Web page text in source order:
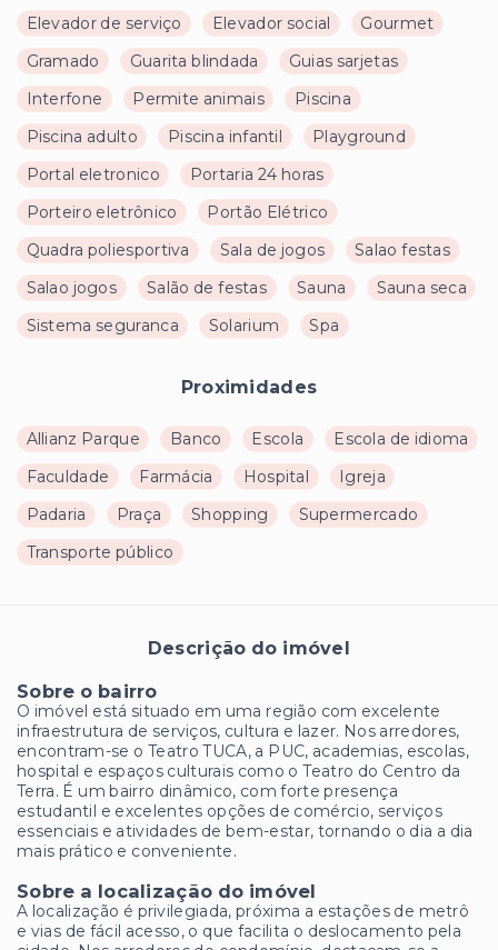
Elevador de serviço
Elevador social
Gourmet
Gramado
Guarita blindada
Guias sarjetas
Interfone
Permite animais
Piscina
Piscina adulto
Piscina infantil
Playground
Portal eletronico
Portaria 24 horas
Porteiro eletrônico
Portão Elétrico
Quadra poliesportiva
Sala de jogos
Salao festas
Salao jogos
Salão de festas Sauna
Sauna seca
Sistema seguranca
Solarium Spa
Proximidades
Allianz Parque Banco Escola
Escola de idioma
Faculdade
Farmácia Hospital
Igreja
Padaria
Praça Shopping
Supermercado
Transporte público
Descrição do imóvel
Sobre o bairro
O imóvel está situado em uma região com excelente
infraestrutura de serviços, cultura e lazer. Nos arredores,
encontram-se o Teatro TUCA, a PUC, academias, escolas,
hospital e espaços culturais como o Teatro do Centro da
Terra. É um bairro dinâmico, com forte presença
estudantil e excelentes opções de comércio, serviços
essenciais e atividades de bem-estar, tornando o dia a dia
mais prático e conveniente.
Sobre a localização do imóvel
A localização é privilegiada, próxima a estações de metrô
e vias de fácil acesso, o que facilita o deslocamento pela